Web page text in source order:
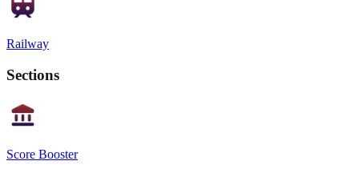
Railway
Sections
Score Booster